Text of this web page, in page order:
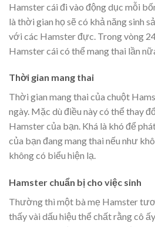
Hamster cái đi vào động dục mỗi
là thời gian họ sẽ có khả năng sinh
với các Hamster đực. Trong vòng
Hamster cái có thể mang thai lần
Thời gian mang thai
Thời gian mang thai của chuột
ngày. Mặc dù điều này có thể thay
Hamster của bạn. Khá là khó để
của bạn đang mang thai nếu như
không có biểu hiện lạ.
Hamster chuẩn bị cho việc sinh
Thường thì một bà mẹ Hamster
thấy vài dấu hiệu thể chất rằng cô